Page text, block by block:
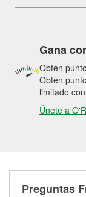
Gana
Obtén
Obtén
limitado
Únete a
Preguntas